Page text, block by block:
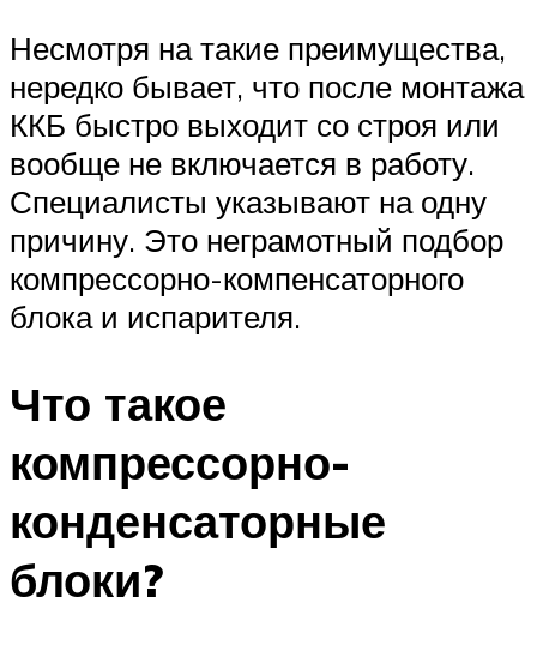
Несмотря на такие преимущества,
нередко бывает, что после монтажа
ККБ быстро выходит со строя или
вообще не включается в работу.
Специалисты указывают на одну
причину. Это неграмотный подбор
компрессорно-компенсаторного
блока и испарителя.
Что такое
компрессорно-
конденсаторные
блоки?